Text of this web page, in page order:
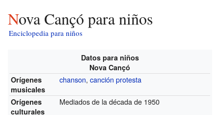
Nova Cançó para niños
Enciclopedia para niños
Datos para niños
Nova Cançó
Orígenes
musicales
chanson,canción protesta
Orígenes
culturales
Mediados de la década de 1950